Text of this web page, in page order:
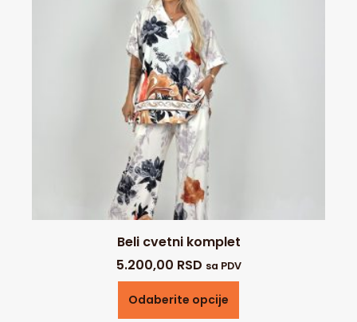
Beli cvetni komplet
5.200,00 RSD sa PDV
Odaberite opcije